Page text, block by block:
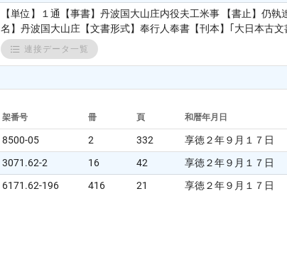
【単位】１通【事書】丹波国大山庄内役夫工米事 【書止】仍
名】丹波国大山庄【文書形式】奉行人奉書【刊本】｢大日本古
連接データ一覧
架番号 冊 頁 和暦年月日
8500-05 2 332 享徳２年９月１７日
3071.62-2 16 42 享徳２年９月１７日
6171.62-196 416 21 享徳２年９月１７日